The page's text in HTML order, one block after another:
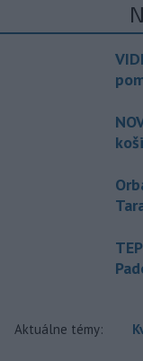
Aktuálne témy: